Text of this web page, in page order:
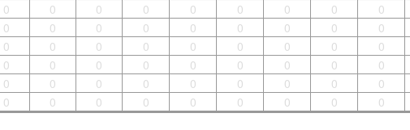
0 0 0 0 0 0 0 0 0
0 0 0 0 0 0 0 0 0
0 0 0 0 0 0 0 0 0
0 0 0 0 0 0 0 0 0
0 0 0 0 0 0 0 0 0
0 0 0 0 0 0 0 0 0